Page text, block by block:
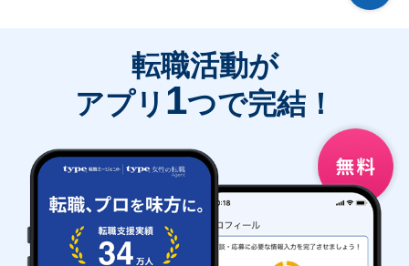
転職活動が
アプリ 1つで完結！